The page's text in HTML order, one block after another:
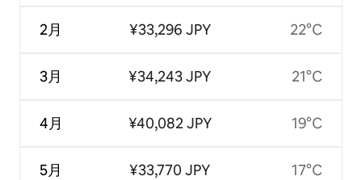
2月
3月
4月
5月
¥33,296 JPY
¥34,243 JPY
¥40,082 JPY
¥33,770 JPY
22°C
21°C
19°C
17°C